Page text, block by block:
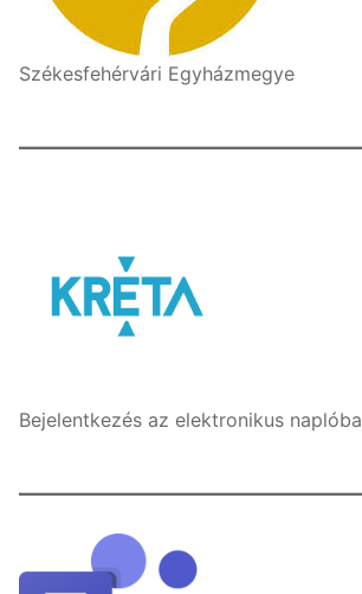
Székesfehérvári Egyházmegye
Bejelentkezés az elektronikus naplóba